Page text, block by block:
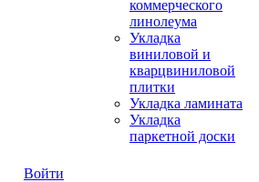
коммерческого
линолеума
Укладка
виниловой и
кварцвиниловой
плитки
Укладка ламината
Укладка
паркетной доски
Войти